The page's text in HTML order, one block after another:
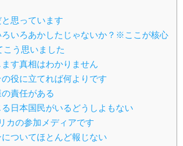
思っています
ろいろあかしたじゃないか？※ここが核心
う思いました
す真相はわかりません
役に立てれば何よりです
責任がある
日本国民がいるどうしよもない
カの参加メディアです
ついてほとんど報じない